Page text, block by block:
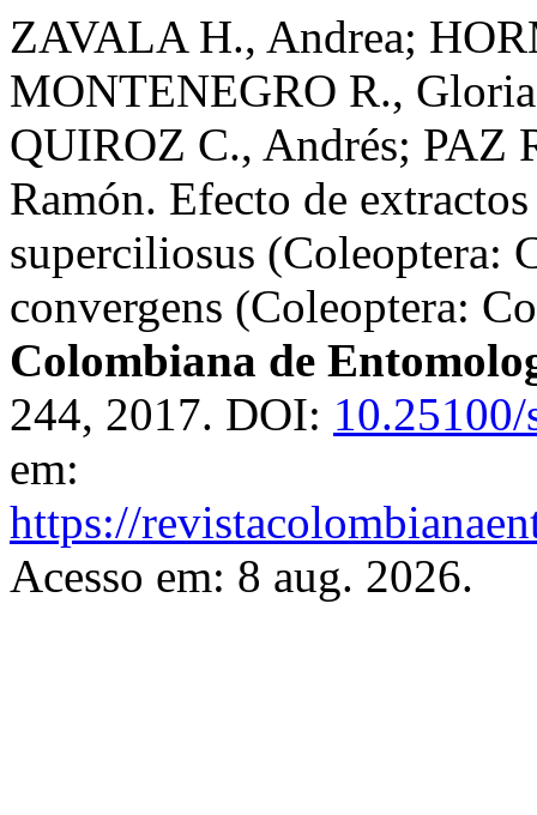
ZAVALA H., Andrea;
MONTENEGRO R.,
QUIROZ C., Andrés; PAZ
Ramón. Efecto de
superciliosus (Coleoptera:
convergens (Coleoptera:
Colombiana de
244, 2017. DOI:
em:
https://
Acesso em: 8 aug. 2026.